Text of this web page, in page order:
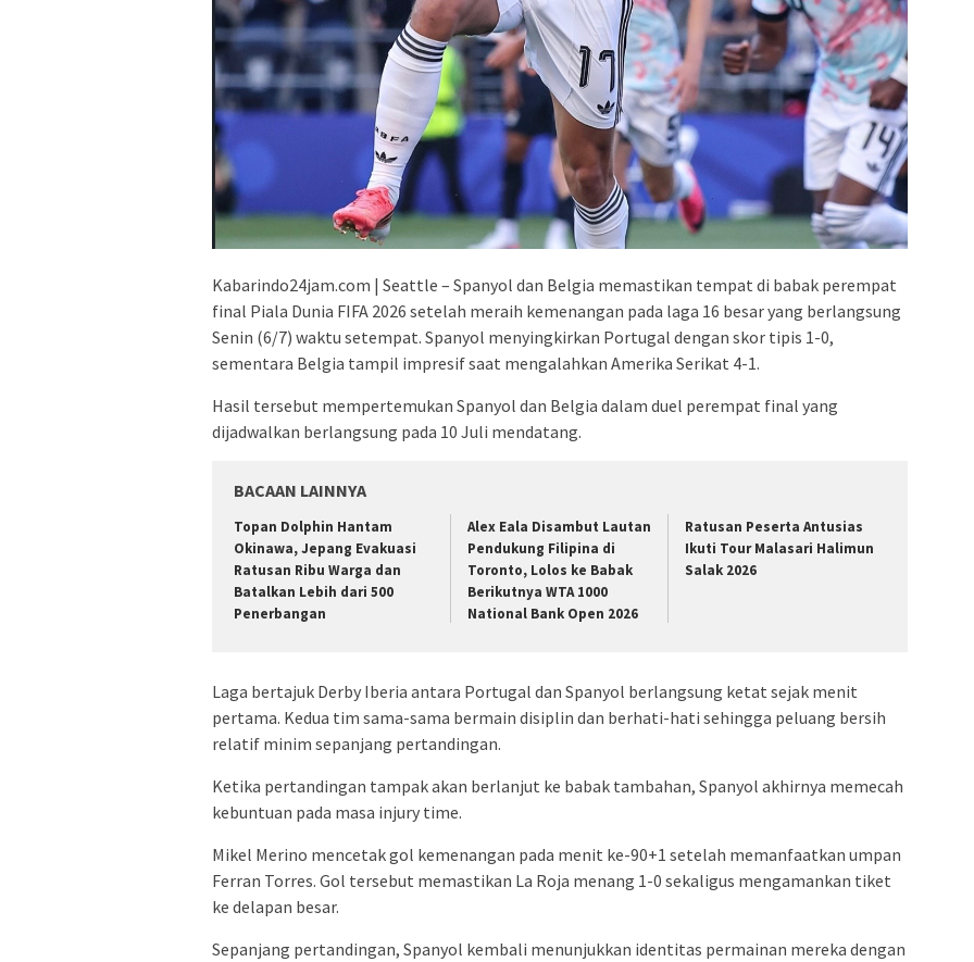
Kabarindo24jam.com | Seattle – Spanyol dan Belgia memastikan tempat di babak perempat
final Piala Dunia FIFA 2026 setelah meraih kemenangan pada laga 16 besar yang berlangsung
Senin (6/7) waktu setempat. Spanyol menyingkirkan Portugal dengan skor tipis 1-0,
sementara Belgia tampil impresif saat mengalahkan Amerika Serikat 4-1.
Hasil tersebut mempertemukan Spanyol dan Belgia dalam duel perempat final yang
dijadwalkan berlangsung pada 10 Juli mendatang.
BACAAN LAINNYA
Topan Dolphin Hantam
Okinawa, Jepang Evakuasi
Ratusan Ribu Warga dan
Batalkan Lebih dari 500
Penerbangan
Alex Eala Disambut Lautan
Pendukung Filipina di
Toronto, Lolos ke Babak
Berikutnya WTA 1000
National Bank Open 2026
Ratusan Peserta Antusias
Ikuti Tour Malasari Halimun
Salak 2026
Laga bertajuk Derby Iberia antara Portugal dan Spanyol berlangsung ketat sejak menit
pertama. Kedua tim sama-sama bermain disiplin dan berhati-hati sehingga peluang bersih
relatif minim sepanjang pertandingan.
Ketika pertandingan tampak akan berlanjut ke babak tambahan, Spanyol akhirnya memecah
kebuntuan pada masa injury time.
Mikel Merino mencetak gol kemenangan pada menit ke-90+1 setelah memanfaatkan umpan
Ferran Torres. Gol tersebut memastikan La Roja menang 1-0 sekaligus mengamankan tiket
ke delapan besar.
Sepanjang pertandingan, Spanyol kembali menunjukkan identitas permainan mereka dengan